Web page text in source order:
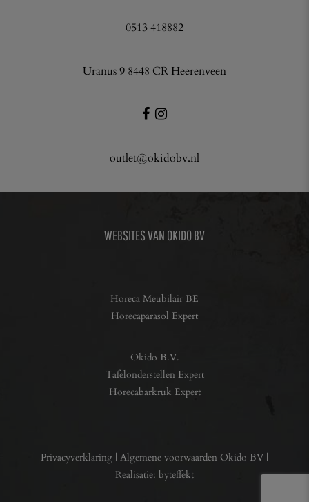
0513 418882
Uranus 9 8448 CR Heerenveen
outlet@okidobv.nl
WEBSITES VAN OKIDO BV
Horeca Meubilair BE
Horecaparasol Expert
Okido B.V.
Tafelonderstellen Expert
Horecabarkruk Expert
Privacyverklaring | Algemene voorwaarden Okido BV |
Realisatie: byteffekt